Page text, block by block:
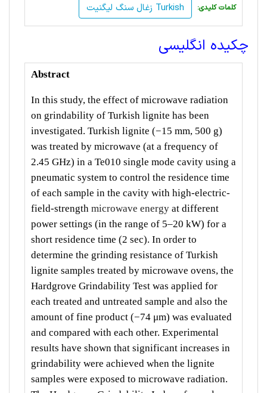
زغال سنگ لیگنیت Turkish
:کلمات کلیدی
چکیده انگلیسی
Abstract
In this study, the effect of microwave radiation
on grindability of Turkish lignite has been
investigated. Turkish lignite (−15 mm, 500 g)
was treated by microwave (at a frequency of
2.45 GHz) in a Te010 single mode cavity using a
pneumatic system to control the residence time
of each sample in the cavity with high-electric-
field-strength microwave energy at different
power settings (in the range of 5–20 kW) for a
short residence time (2 sec). In order to
determine the grinding resistance of Turkish
lignite samples treated by microwave ovens, the
Hardgrove Grindability Test was applied for
each treated and untreated sample and also the
amount of fine product (−74 μm) was evaluated
and compared with each other. Experimental
results have shown that significant increases in
grindability were achieved when the lignite
samples were exposed to microwave radiation.